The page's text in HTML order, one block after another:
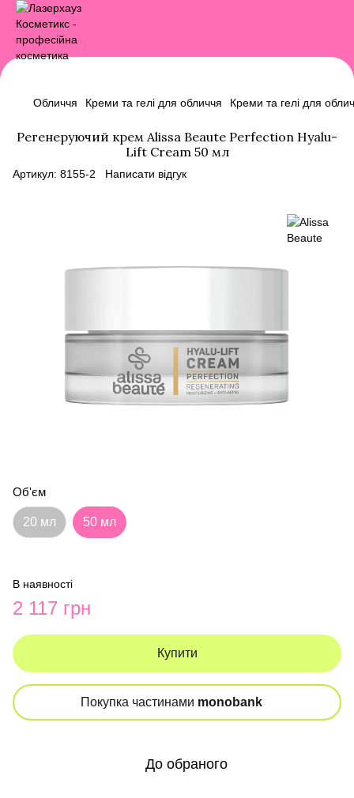
Обличчя Креми та гелі для обличчя Креми та гелі для
Регенеруючий крем Alissa Beaute Perfection Hyalu-
Lift Cream 50 мл
Артикул: 8155-2 Написати відгук
Об'єм
20 мл 50 мл
В наявності
2 117 грн
Купити
Покупка частинами monobank
До обраного